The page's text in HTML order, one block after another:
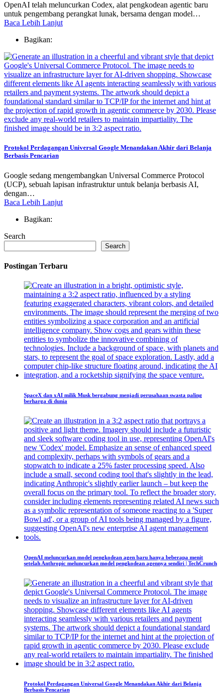
OpenAI telah meluncurkan Codex, alat pengkodean agentic baru
untuk pengembang perangkat lunak, bersama dengan model…
Baca Lebih Lanjut
Bagikan:
Protokol Perdagangan Universal Google Menandakan Akhir dari Belanja
Berbasis Pencarian
Google sedang mengembangkan Universal Commerce Protocol
(UCP), sebuah lapisan infrastruktur untuk belanja berbasis AI,
dengan…
Baca Lebih Lanjut
Bagikan:
Search
Search
Postingan Terbaru
SpaceX dan xAI milik Musk bergabung menjadi perusahaan swasta paling
berharga di dunia
OpenAI meluncurkan model pengkodean agen baru hanya beberapa menit
setelah Anthropic meluncurkan model pengkodean agennya sendiri | TechCrunch
Protokol Perdagangan Universal Google Menandakan Akhir dari Belanja
Berbasis Pencarian